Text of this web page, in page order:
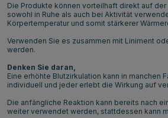
Die Produkte können vorteilhaft direkt auf
sowohl in Ruhe als auch bei Aktivität
Körpertemperatur und somit stärkerer
Verwenden Sie es zusammen mit Liniment
werden.
Denken Sie daran,
Eine erhöhte Blutzirkulation kann in
individuell und jeder erlebt die Wirkung auf
Die anfängliche Reaktion kann bereits nach
weiter verwendet werden, stattdessen kann